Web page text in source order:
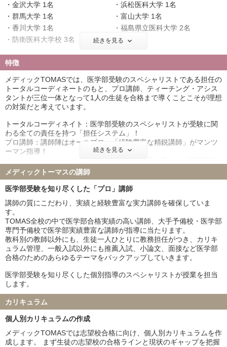
金沢大学 1名
浜松医科大学 1名
群馬大学 1名
富山大学 1名
香川大学 1名
福島県立医科大学 2名
防衛医科大学校 3名
私立大学
慶應義塾大学 1名
順天堂大学 12名
日本医科大学 10名
国際医療福祉大学 17名
自治医科大学 1名
東京医科大学 13名
昭和医科大学 10名
帝京大学 19名
愛知医科大学 1名
東北医科薬科大学 8名
杏林大学 3名
日本大学 9名
聖マリアンナ医科大学 3名
福岡大学 1名
久留米大学 1名
岩手医科大学 5名
東京女子医科大学 7名
※メディックTOMAS4校の合格実績です。
※公益社団法人全国学習塾協会の規定に基づいて合格実績を算出・
公表しています。
続きを見る
特徴
メディックTOMASでは、医学部受験のスペシャリストである担任の
トータルコーディネートのもと、プロ講師、ティーチング・アシス
タントが三位一体となって1人の生徒を合格まで導くことこそが理想
の対策だと考えています。
トータルコーディネイト：医学部受験のスペシャリストが受験に関
わる全ての責任を持つ「担任システム」！
プロ講師：講師陣はオールプロ。「経験豊富な精鋭講師」がマンツ
ーマン指導！
部に在籍する現役生がチューターとして指導「T.Aシステム」！
受験全科目においてカリキュラムを作成し、確実に合格圏に到達で
続きを見る
メディックトーマスの講師
医学部受験を知り尽くした「プロ」講師
講師の質にこだわり、実績と経験豊富な実力講師を確保していま
す。
TOMAS全校の中で医学部合格実績の高い講師、大手予備校・医学部
専門予備校で医学部実績豊富な講師が指導に当たります。
教科別の教師以外にも、生徒一人ひとりに教務担任がつき、カリキ
ュラム管理、一般入試以外にも推薦入試、小論文、面接など医学部
合格のためのあらゆるテーマをバックアップしていきます。
医学部受験を知り尽くした個別指導のスペシャリストが授業を担当
します。
カリキュラム
個人別カリキュラムの作成
メディックTOMASでは志望校合格に向け、個人別カリキュラムを作
成します。 まず生徒の志望校の合格ラインと現状のギャップを把握